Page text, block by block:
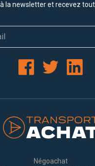
la newsletter et recevez
Négoachat